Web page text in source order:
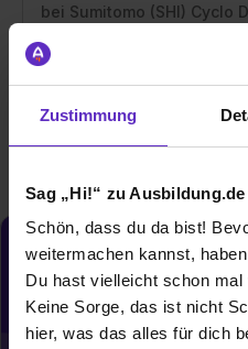
Zustimmung
Sag „Hi!“ zu
Schön, dass du da bist!
weitermachen kannst,
Du hast vielleicht schon
Keine Sorge, das ist nicht
hier, was das alles für dich
bei Sumitomo (SHI) Cyclo
1 freier Platz
Du möchtest neue
zugeschickt bekommen?
Jetzt